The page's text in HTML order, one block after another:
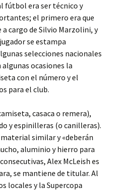
fútbol era ser técnico y
el primero era que
cargo de Silvio Marzolini, y
se estampa
selecciones nacionales
ocasiones la
con el número y el
para el club.
casaca o remera),
y espinilleras (o canilleras).
similar y «deberán
aluminio y hierro para
Alex McLeish es
se mantiene de titular. Al
locales y la Supercopa